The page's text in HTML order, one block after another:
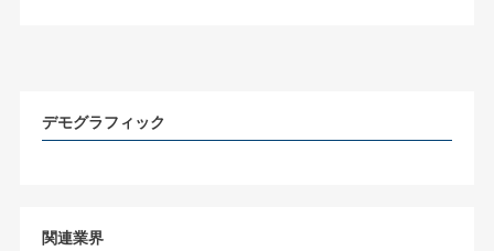
デモグラフィック
関連業界